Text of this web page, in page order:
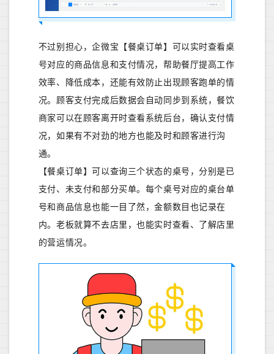
不过别担心，企微宝【餐桌订单】可以实时查看桌
号对应的商品信息和支付情况，帮助餐厅提高工作
效率、降低成本，还能有效防止出现顾客跑单的情
况。顾客支付完成后数据会自动同步到系统，餐饮
商家可以在顾客离开时查看系统后台，确认支付情
况，如果有不对劲的地方也能及时和顾客进行沟
通。
【餐桌订单】可以查询三个状态的桌号，分别是已
支付、未支付和部分买单。每个桌号对应的桌台单
号和商品信息也能一目了然，金额数目也记录在
内。老板就算不去店里，也能实时查看、了解店里
的营运情况。